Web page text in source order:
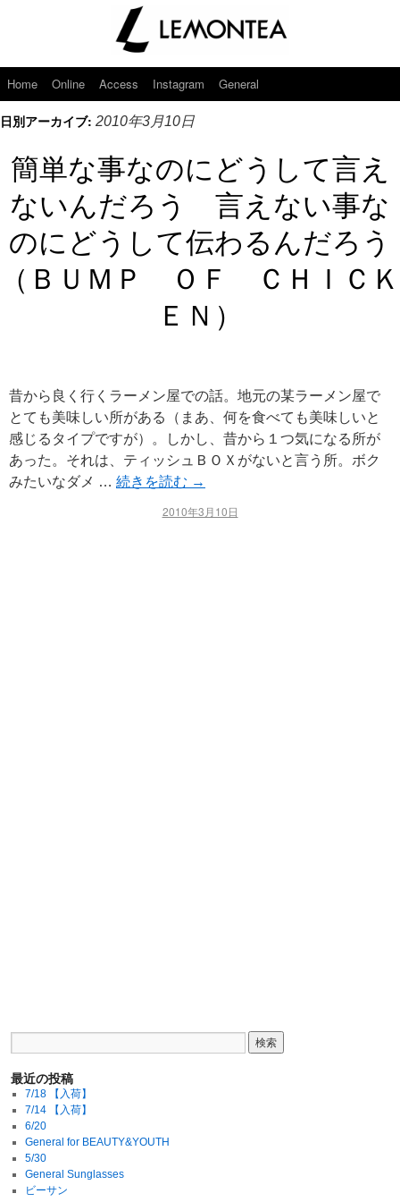
Home Online Access Instagram General
日別アーカイブ: 2010年3月10日
簡単な事なのにどうして言え
ないんだろう 言えない事な
のにどうして伝わるんだろう
（ＢＵＭＰ ＯＦ ＣＨＩＣＫ
ＥＮ）
昔から良く行くラーメン屋での話。地元の某ラーメン屋で
とても美味しい所がある（まあ、何を食べても美味しいと
感じるタイプですが）。しかし、昔から１つ気になる所が
あった。それは、ティッシュＢＯＸがないと言う所。ボク
みたいなダメ … 続きを読む →
2010年3月10日
最近の投稿
7/18 【入荷】
7/14 【入荷】
6/20
General for BEAUTY&YOUTH
5/30
General Sunglasses
ビーサン